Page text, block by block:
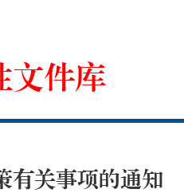
文件库
有关事项的通知